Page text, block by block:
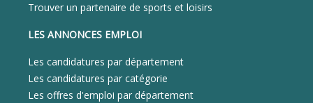
Trouver un partenaire de sports et loisirs
LES ANNONCES EMPLOI
Les candidatures par département
Les candidatures par catégorie
Les offres d'emploi par département